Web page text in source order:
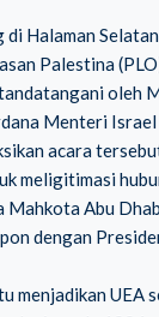
Halaman
Palestina
oleh
Menteri
acara
meligitimasi
Mahkota Abu
dengan
menjadikan UEA